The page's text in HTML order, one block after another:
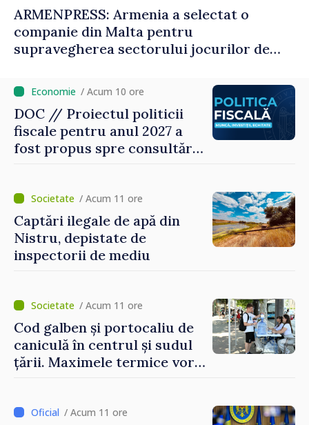
ARMENPRESS: Armenia a selectat o
companie din Malta pentru
supravegherea sectorului jocurilor de
/ Acum 10 ore
DOC // Proiectul politicii
fiscale pentru anul 2027 a
fost propus spre consultări
/ Acum 11 ore
Captări ilegale de apă din
Nistru, depistate de
inspectorii de mediu
/ Acum 11 ore
Cod galben și portocaliu de
caniculă în centrul și sudul
țării. Maximele termice vor
/ Acum 11 ore